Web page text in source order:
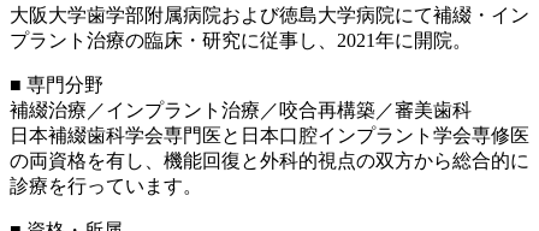
大阪大学歯学部附属病院および徳島大学病院にて補綴・イン
プラント治療の臨床・研究に従事し、2021年に開院。
■ 専門分野
補綴治療／インプラント治療／咬合再構築／審美歯科
日本補綴歯科学会専門医と日本口腔インプラント学会専修医
の両資格を有し、機能回復と外科的視点の双方から総合的に
診療を行っています。